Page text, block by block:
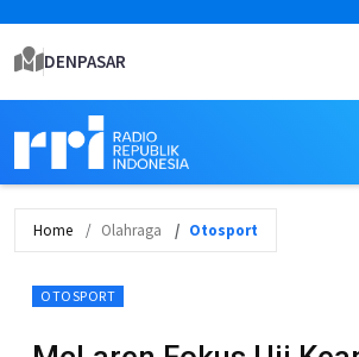
DENPASAR
Home Olahraga Otosport
OTOSPORT